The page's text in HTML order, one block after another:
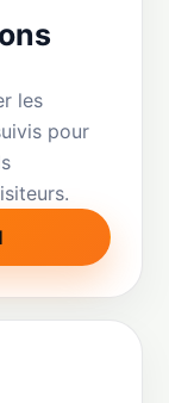
les
pour